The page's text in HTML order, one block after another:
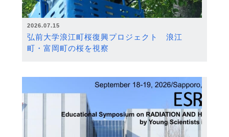
2026.07.15
弘前大学浪江町桜復興プロジェクト 浪江
町・富岡町の桜を視察